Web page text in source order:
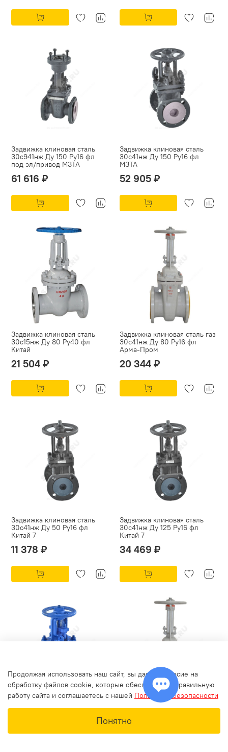
Задвижка клиновая сталь
30с941нж Ду 150 Ру16 фл
под эл/привод МЗТА
61 616 ₽
Задвижка клиновая сталь
30с41нж Ду 150 Ру16 фл
МЗТА
52 905 ₽
Задвижка клиновая сталь
30с15нж Ду 80 Ру40 фл
Китай
21 504 ₽
Задвижка клиновая сталь газ
30с41нж Ду 80 Ру16 фл
Арма-Пром
20 344 ₽
Задвижка клиновая сталь
30с41нж Ду 50 Ру16 фл
Китай 7
11 378 ₽
Задвижка клиновая сталь
30с41нж Ду 125 Ру16 фл
Китай 7
34 469 ₽
37 416 ₽
Задвижка клиновая сталь газ
Арма-Пром
27 790 ₽
Продолжая использовать наш сайт, вы даете согласие на
обработку файлов cookie, которые обеспечивают правильную
работу сайта и соглашаетесь с нашей Политикой безопасности
Понятно